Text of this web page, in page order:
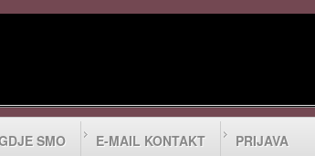
SMO E-MAIL KONTAKT PRIJAVA